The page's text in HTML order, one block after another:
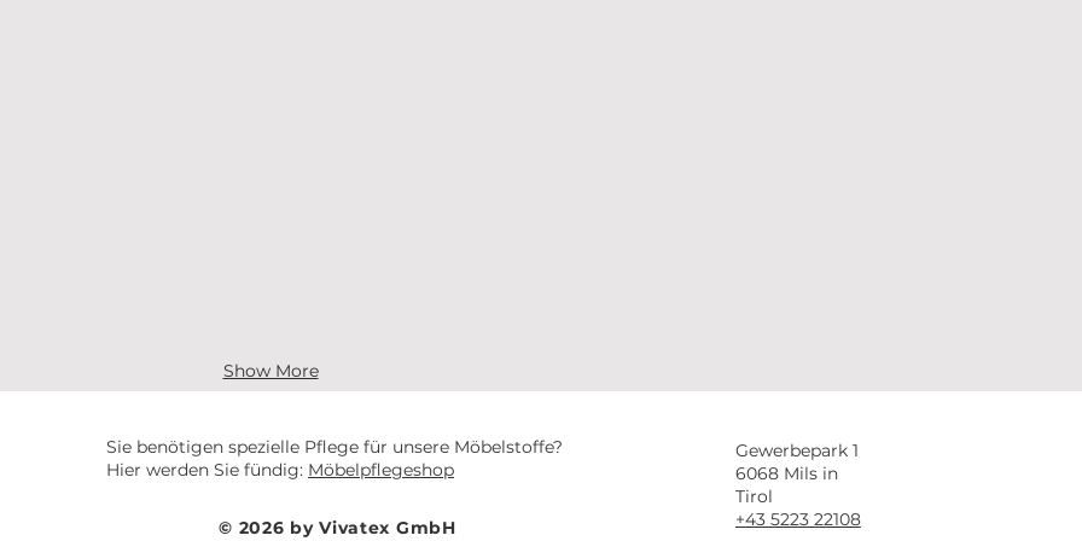
Show More
Sie benötigen spezielle Pflege für unsere Möbelstoffe?
Hier werden Sie fündig: Möbelpflegeshop
© 2026 by Vivatex GmbH
Gewerbepark 1
6068 Mils in
Tirol
+43 5223 22108